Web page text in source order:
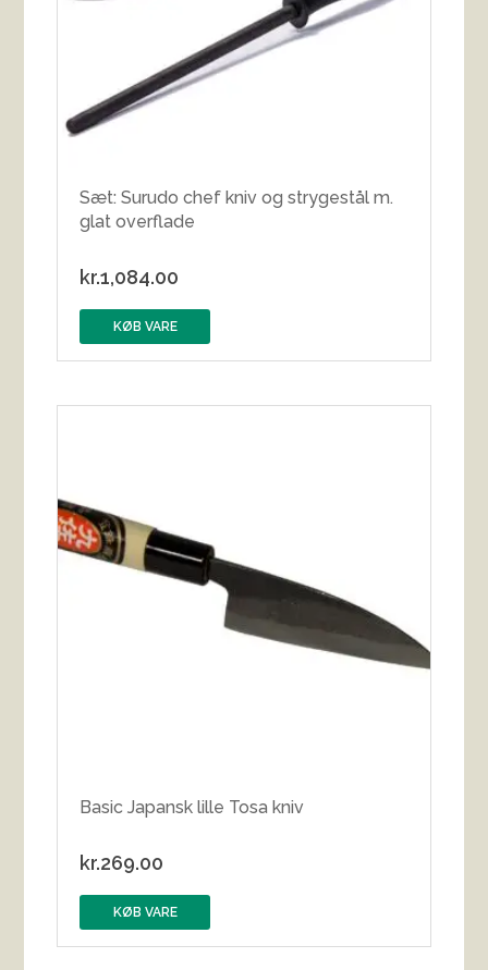
Sæt: Surudo chef kniv og strygestål m.
glat overflade
kr.1,084.00
KØB VARE
Basic Japansk lille Tosa kniv
kr.269.00
KØB VARE